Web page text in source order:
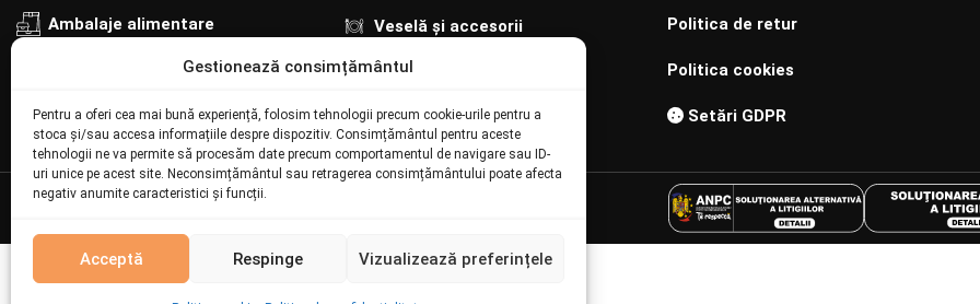
Gestionează consimțământul
Pentru a oferi cea mai bună experiență, folosim tehnologii precum cookie-urile pentru a
stoca și/sau accesa informațiile despre dispozitiv. Consimțământul pentru aceste
tehnologii ne va permite să procesăm date precum comportamentul de navigare sau ID-
uri unice pe acest site. Neconsimțământul sau retragerea consimțământului poate afecta
negativ anumite caracteristici și funcții.
Acceptă Respinge Vizualizează preferințele
Ambalaje alimentare
Ambalaje cofetărie-patiserie
Veselă și accesorii Politica de retur
Politica cookies
Setări GDPR